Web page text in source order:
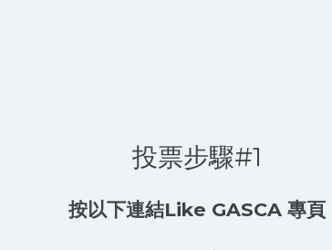
投票步驟#1
按以下連結Like GASCA 專頁